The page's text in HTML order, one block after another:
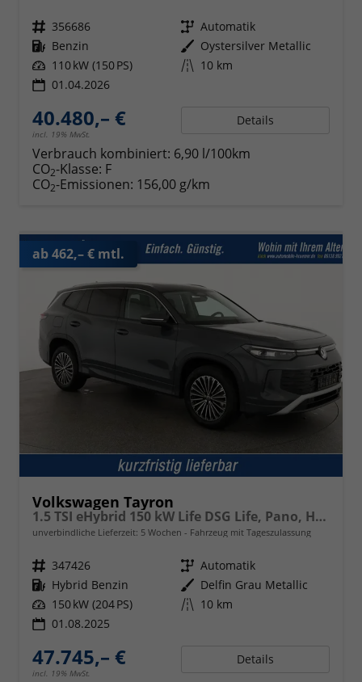
Fahrzeugnr. 356686 Getriebe Automatik
Kraftstoff Benzin Außenfarbe Oystersilver Metallic
Leistung 110 kW (150 PS) Kilometerstand 10 km
01.04.2026
40.480,– €
incl. 19% MwSt.
Details
Verbrauch kombiniert: 6,90 l/100km
CO2-Klasse: F
CO2-Emissionen: 156,00 g/km
ab 462,– € mtl.
Volkswagen Tayron
1.5 TSI eHybrid 150 kW Life DSG Life, Pano, HuD, AHK, LED-Plus, Navi, 18-Zoll, 5-J Garantie
unverbindliche Lieferzeit: 5 Wochen Fahrzeug mit Tageszulassung
Fahrzeugnr. 347426 Getriebe Automatik
Kraftstoff Hybrid Benzin Außenfarbe Delfin Grau Metallic
Leistung 150 kW (204 PS) Kilometerstand 10 km
01.08.2025
47.745,– €
incl. 19% MwSt.
Details